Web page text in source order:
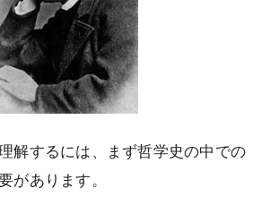
解するには、まず哲学史の中での
があります。